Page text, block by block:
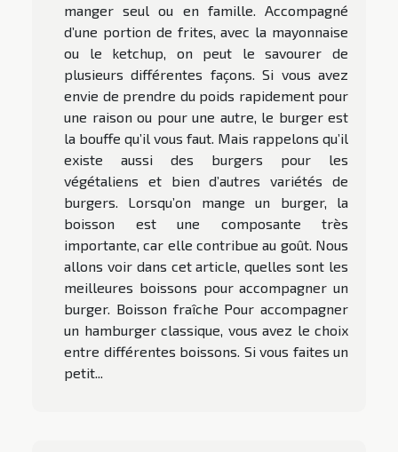
manger seul ou en famille. Accompagné
d’une portion de frites, avec la mayonnaise
ou le ketchup, on peut le savourer de
plusieurs différentes façons. Si vous avez
envie de prendre du poids rapidement pour
une raison ou pour une autre, le burger est
la bouffe qu’il vous faut. Mais rappelons qu’il
existe aussi des burgers pour les
végétaliens et bien d’autres variétés de
burgers. Lorsqu’on mange un burger, la
boisson est une composante très
importante, car elle contribue au goût. Nous
allons voir dans cet article, quelles sont les
meilleures boissons pour accompagner un
burger. Boisson fraîche Pour accompagner
un hamburger classique, vous avez le choix
entre différentes boissons. Si vous faites un
petit...